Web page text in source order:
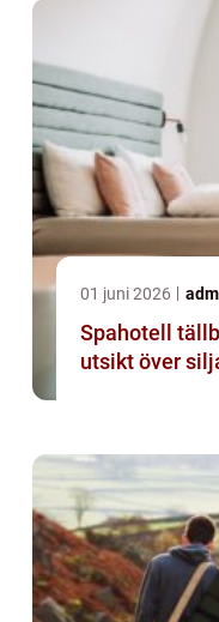
01 juni 2026
Spahotell tällberg
utsikt över